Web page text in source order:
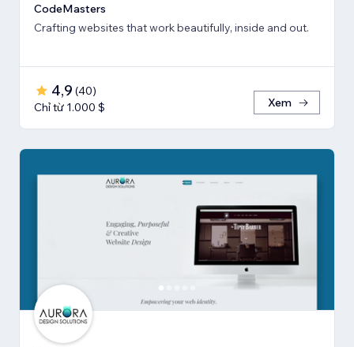
CodeMasters
Crafting websites that work beautifully, inside and out.
4,9 (40)
Chỉ từ 1.000 $
Xem